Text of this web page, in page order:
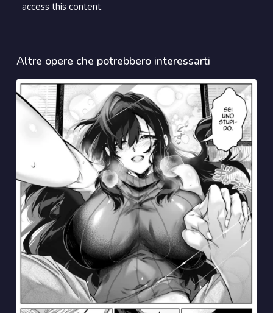
access this content.
Altre opere che potrebbero interessarti